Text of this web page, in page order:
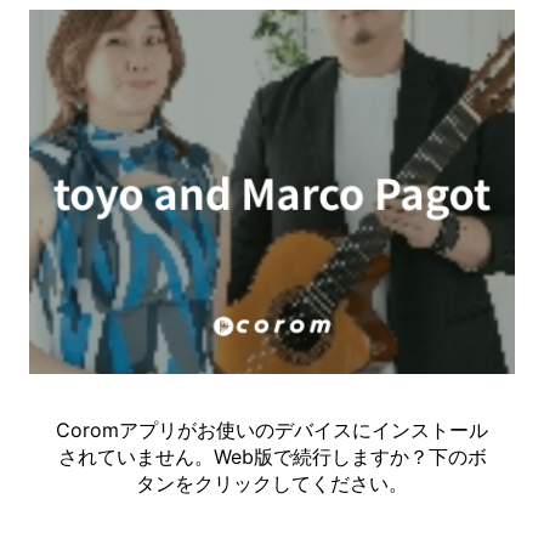
Coromアプリがお使いのデバイスにインストール
されていません。Web版で続行しますか？下のボ
タンをクリックしてください。